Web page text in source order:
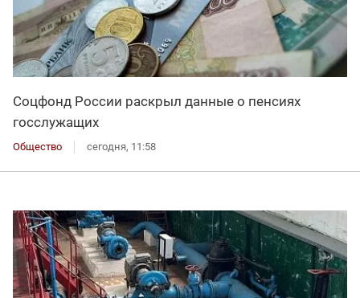
Соцфонд России раскрыл данные о пенсиях
госслужащих
Общество сегодня, 11:58